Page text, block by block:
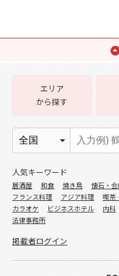
エリア
から探す
人気キーワード
居酒屋 和食 焼き鳥 懐石・
フランス料理
アジア料理 喫茶
カラオケ
ビジネスホテル 内科
法律事務所
掲載者ログイン